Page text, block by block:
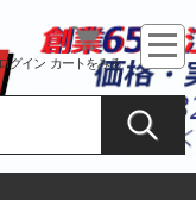
グイン カートをみる